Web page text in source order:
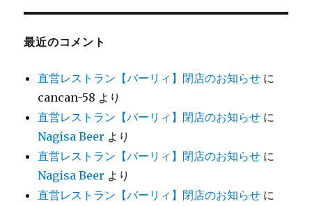
最近のコメント
直営レストラン【バーリィ】閉店のお知らせ に
cancan-58 より
直営レストラン【バーリィ】閉店のお知らせ に
Nagisa Beer より
直営レストラン【バーリィ】閉店のお知らせ に
Nagisa Beer より
直営レストラン【バーリィ】閉店のお知らせ に